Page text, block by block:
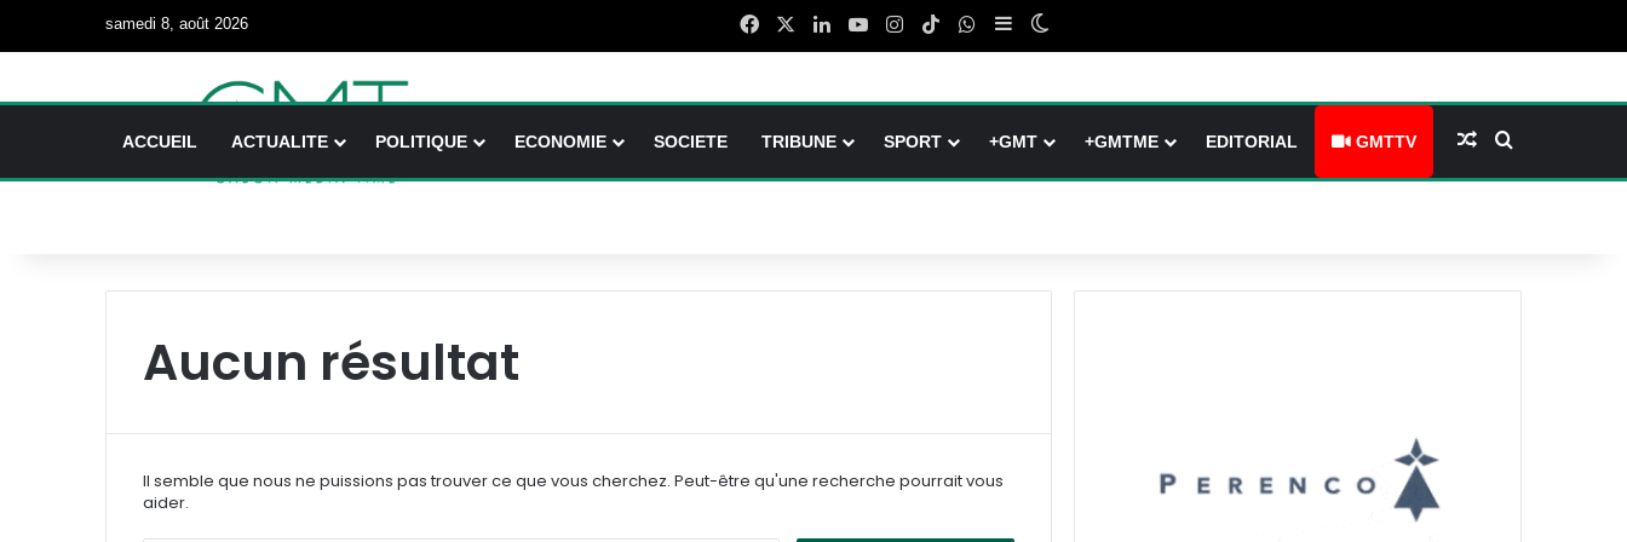
samedi 8, août 2026 FacebookLinkedinYouTubeInstagram
TikTokWhatsApp
Sidebar (barre latérale)
Switch skin
ACCUEIL ACTUALITE POLITIQUE ECONOMIE SOCIETE TRIBUNE SPORT +GMT +GMTME EDITORIAL GMTTV Article Aléatoire
Aucun résultat
Il semble que nous ne puissions pas trouver ce que vous cherchez. Peut-être qu'une recherche pourrait vous
aider.